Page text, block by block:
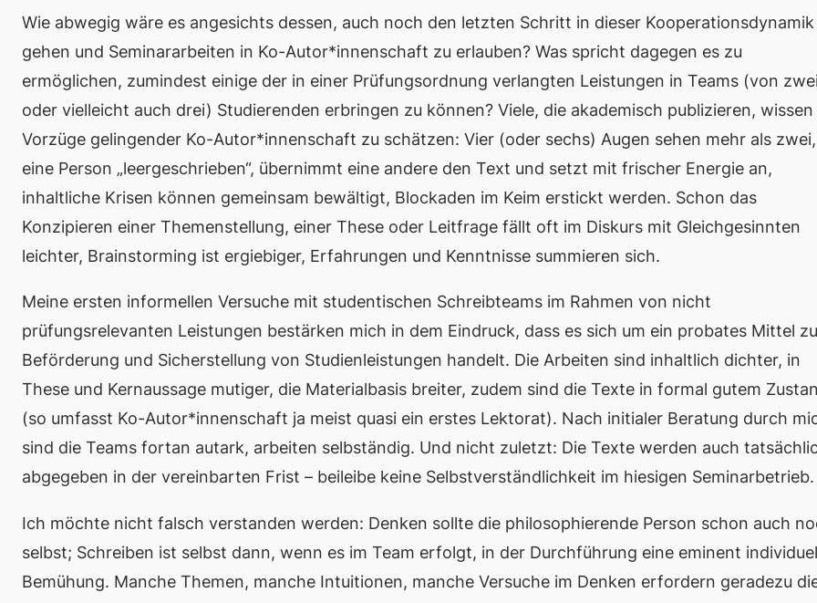
Wie abwegig wäre es angesichts dessen, auch noch den letzten Schritt in dieser Kooperationsdynamik
gehen und Seminararbeiten in Ko-Autor*innenschaft zu erlauben? Was spricht dagegen es zu
ermöglichen, zumindest einige der in einer Prüfungsordnung verlangten Leistungen in Teams (von
oder vielleicht auch drei) Studierenden erbringen zu können? Viele, die akademisch publizieren, wissen
Vorzüge gelingender Ko-Autor*innenschaft zu schätzen: Vier (oder sechs) Augen sehen mehr als
eine Person „leergeschrieben“, übernimmt eine andere den Text und setzt mit frischer Energie an,
inhaltliche Krisen können gemeinsam bewältigt, Blockaden im Keim erstickt werden. Schon das
Konzipieren einer Themenstellung, einer These oder Leitfrage fällt oft im Diskurs mit Gleichgesinnten
leichter, Brainstorming ist ergiebiger, Erfahrungen und Kenntnisse summieren sich.
Meine ersten informellen Versuche mit studentischen Schreibteams im Rahmen von nicht
prüfungsrelevanten Leistungen bestärken mich in dem Eindruck, dass es sich um ein probates Mittel
Beförderung und Sicherstellung von Studienleistungen handelt. Die Arbeiten sind inhaltlich dichter, in
These und Kernaussage mutiger, die Materialbasis breiter, zudem sind die Texte in formal gutem
(so umfasst Ko-Autor*innenschaft ja meist quasi ein erstes Lektorat). Nach initialer Beratung durch
sind die Teams fortan autark, arbeiten selbständig. Und nicht zuletzt: Die Texte werden auch
abgegeben in der vereinbarten Frist – beileibe keine Selbstverständlichkeit im hiesigen Seminarbetrieb.
Ich möchte nicht falsch verstanden werden: Denken sollte die philosophierende Person schon auch
selbst; Schreiben ist selbst dann, wenn es im Team erfolgt, in der Durchführung eine eminent
Bemühung. Manche Themen, manche Intuitionen, manche Versuche im Denken erfordern geradezu